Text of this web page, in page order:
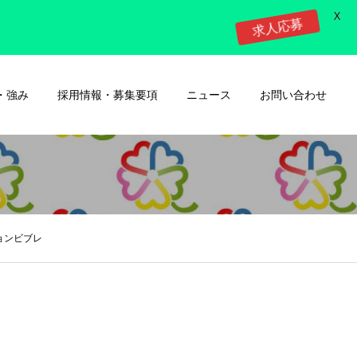
強み 採用情報・募集要項 ニュース お問い合わせ
ブレ
求人応募
X